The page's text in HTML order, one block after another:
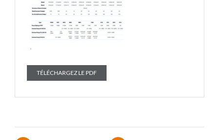
TÉLÉCHARGEZ LE PDF